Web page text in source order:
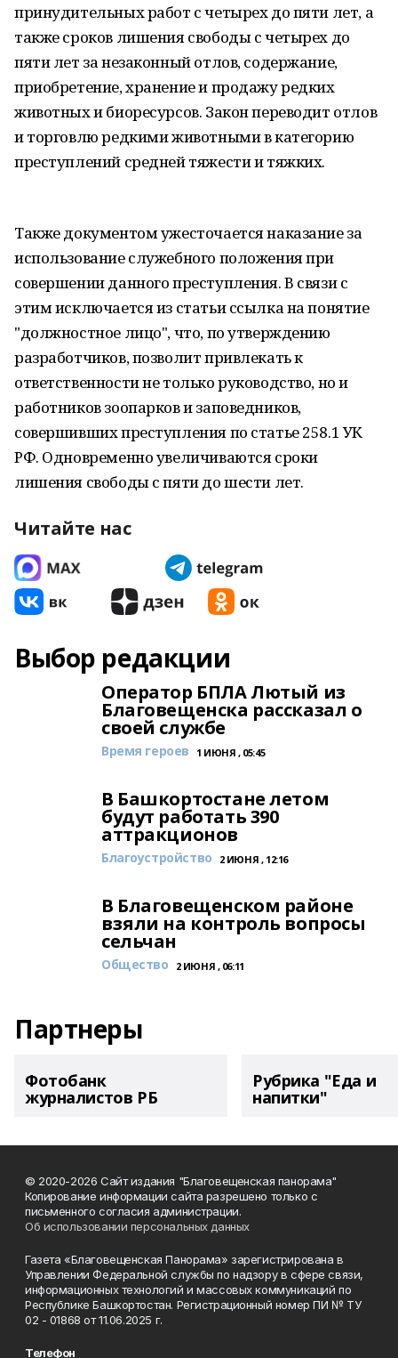
принудительных работ с четырех до пяти лет, а
также сроков лишения свободы с четырех до
пяти лет за незаконный отлов, содержание,
приобретение, хранение и продажу редких
животных и биоресурсов. Закон переводит отлов
и торговлю редкими животными в категорию
преступлений средней тяжести и тяжких.
Также документом ужесточается наказание за
использование служебного положения при
совершении данного преступления. В связи с
этим исключается из статьи ссылка на понятие
"должностное лицо", что, по утверждению
разработчиков, позволит привлекать к
ответственности не только руководство, но и
работников зоопарков и заповедников,
совершивших преступления по статье 258.1 УК
РФ. Одновременно увеличиваются сроки
лишения свободы с пяти до шести лет.
Читайте нас
Выбор редакции
Оператор БПЛА Лютый из
Благовещенска рассказал о
своей службе
Время героев 1 ИЮНЯ , 05:45
В Башкортостане летом
будут работать 390
аттракционов
Благоустройство 2 ИЮНЯ , 12:16
В Благовещенском районе
взяли на контроль вопросы
сельчан
Общество 2 ИЮНЯ , 06:11
Партнеры
Фотобанк
журналистов РБ
Рубрика "Еда и
напитки"
© 2020-2026 Сайт издания "Благовещенская панорама"
Копирование информации сайта разрешено только с
письменного согласия администрации.
Об использовании персональных данных
Газета «Благовещенская Панорама» зарегистрирована в
Управлении Федеральной службы по надзору в сфере связи,
информационных технологий и массовых коммуникаций по
Республике Башкортостан. Регистрационный номер ПИ № ТУ
02 - 01868 от 11.06.2025 г.
Телефон